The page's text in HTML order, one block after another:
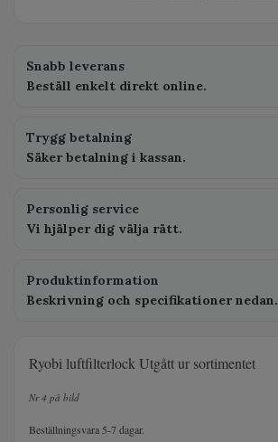
Snabb leverans
Beställ enkelt direkt online.
Trygg betalning
Säker betalning i kassan.
Personlig service
Vi hjälper dig välja rätt.
Produktinformation
Beskrivning och specifikationer nedan.
Ryobi luftfilterlock Utgått ur sortimentet
Nr 4 på bild
Beställningsvara 5-7 dagar.